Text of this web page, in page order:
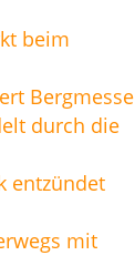
beim
Bergmesse
durch die
entzündet
mit